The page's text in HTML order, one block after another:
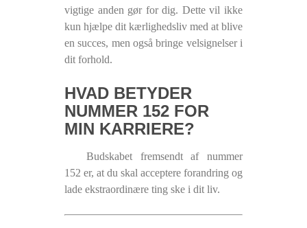
vigtige anden gør for dig. Dette vil ikke
kun hjælpe dit kærlighedsliv med at blive
en succes, men også bringe velsignelser i
dit forhold.
HVAD BETYDER
NUMMER 152 FOR
MIN KARRIERE?
Budskabet fremsendt af nummer
152 er, at du skal acceptere forandring og
lade ekstraordinære ting ske i dit liv.